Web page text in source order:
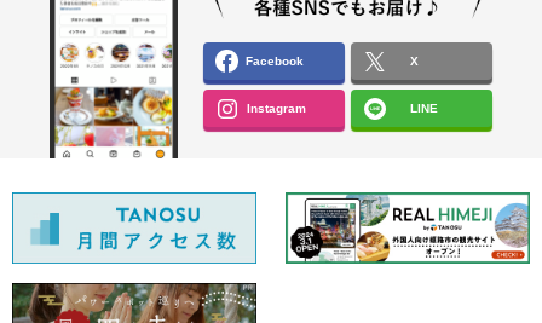
Facebook X
Instagram LINE